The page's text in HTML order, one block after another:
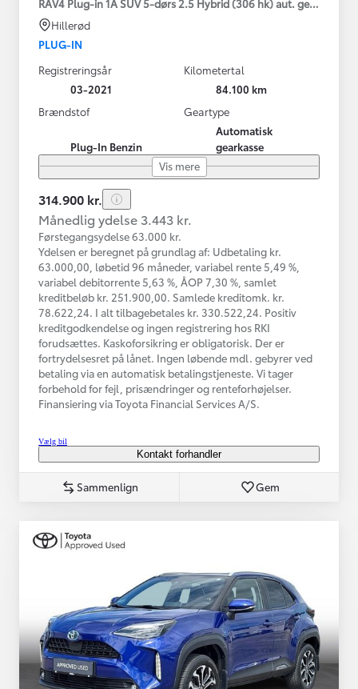
Hillerød
PLUG-IN
Registreringsår
03-2021
Kilometertal
84.100 km
Brændstof
Plug-In Benzin
Geartype
Automatisk
gearkasse
Vis mere
314.900 kr.
Månedlig ydelse 3.443 kr.
Førstegangsydelse 63.000 kr.
Ydelsen er beregnet på grundlag af: Udbetaling kr.
63.000,00, løbetid 96 måneder, variabel rente 5,49 %,
variabel debitorrente 5,63 %, ÅOP 7,30 %, samlet
kreditbeløb kr. 251.900,00. Samlede kreditomk. kr.
78.622,24. I alt tilbagebetales kr. 330.522,24. Positiv
kreditgodkendelse og ingen registrering hos RKI
forudsættes. Kaskoforsikring er obligatorisk. Der er
fortrydelsesret på lånet. Ingen løbende mdl. gebyrer ved
betaling via en automatisk betalingstjeneste. Vi tager
forbehold for fejl, prisændringer og renteforhøjelser.
Finansiering via Toyota Financial Services A/S.
Vælg bil
Kontakt forhandler
Sammenlign Gem